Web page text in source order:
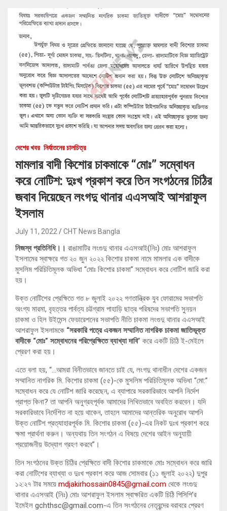
দেশের খবর নির্যাতনের চালচিত্র
মামলার বাদী কিশোর চাকমাকে “মোঃ” সম্বোধন
করে নোটিশ: দুঃখ প্রকাশ করে তিন সংগঠনের চিঠির
জবাব দিয়েছেন লংগদু থানার এএসআই আশরাফুল
ইসলাম
July 11, 2022 CHT News Bangla
নিজস্ব প্রতিনিধি।। রাঙামাটির লংগুদু থানার এএসআই(নিঃ) মোঃ আশরাফুল
ইসলামের স্বাক্ষরে গত ২০ জুন ২০২২ কিশোর চাকমা নামে মামলার এক বাদীকে
মুসলিম পরিচিতিমূলক অভিধা “মোঃ কিশোর চাকমা” সম্বোধন করে নোটিশ জারি করা
হয়।
উক্ত নোটিশের প্রেক্ষিতে গত ৮ জুলাই ২০২২ গণতান্ত্রিক যুব ফোরামের সভাপতি
অংগ্য মারমা, বৃহত্তর পার্বত্য চট্টগ্রাম পাহাড়ি ছাত্র পরিষদের সভাপতি সুনয়ন
চাকমা ও হিল উইমেন্স ফেডারেশনের সভাপতি নীতি চাকমা লংগুদু থানার এএসআই
আশরাফুল ইসলামকে “সরকারি পত্রে একজন সম্মানিত নাগরিক চাকমা জাতিভূক্ত
বাদীকে “মোঃ” সম্বোধনের পরিপ্রেক্ষিতে ব্যাখ্যা দাবি” করে একটি চিঠি ই-মেইলে
প্রেরণ করা হয়।
এতে বলা হয়, “…আমরা বিনীতভাবে জানতে চাই যে, লংগদু থানাধীন দেশের একজন
সম্মানিত নাগরিক মি. কিশোর চাকমা (৫৫)-কে মুসলিম পরিচিতিমূলক অভিধা “মো:”
সম্বোধন করে যে নোটিশ জারি করেছেন, এ ব্যাপারে সরকারিভাবে আপনি নির্দেশ
প্রাপ্ত কিনা? তা আপনি অনুগ্রহপূর্বক আমাদের লিখিতভাবে অবহিত করবেন। যদি
সরকারিভাবে নির্দেশিত না হয়ে থাকেন, তাহলে আমাদের আন্তরিক অনুরোধ আপনি
উক্ত নোটিশ প্রত্যাহারপূর্বক মি. কিশোর চাকমা (৫৫)-এর নিকট দুঃখ প্রকাশ করে
ক্ষমা প্রার্থনা করুন। অন্যথায় তিন সংগঠন এ বিষয়ে দেশের আইন অনুযায়ী
প্রয়োজনীয় উদ্যোগ গ্রহণ করবে”।
তিন সংগঠনের উক্ত চিঠির প্রেক্ষিতে বাদী কিশোর চাকমাকে মোঃ সম্বোধন করে জারি
করা নোটিশের ব্যাখ্যা ও দুঃখ প্রকাশ করে আজ সোমবার (১১ জুলাই ২০২২) দুপুর
১২:২৭ টার সময়ে mdjakirhossain0845@gmail.com থেকে লংগুদু
থানার এএসআই (নিঃ) মোঃ আশরাফুল ইসলাম স্বাক্ষরিত একটি চিঠি পিসিপি’র
ইমেইল gchthsc@gmail.com-এ তিন সংগঠনের নেতৃবৃন্দের বরাবরে প্রেরণ